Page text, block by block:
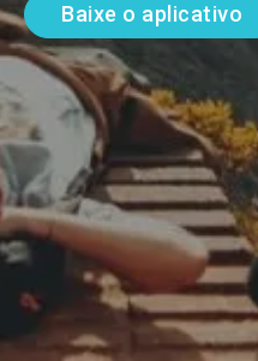
Baixe o aplicativo